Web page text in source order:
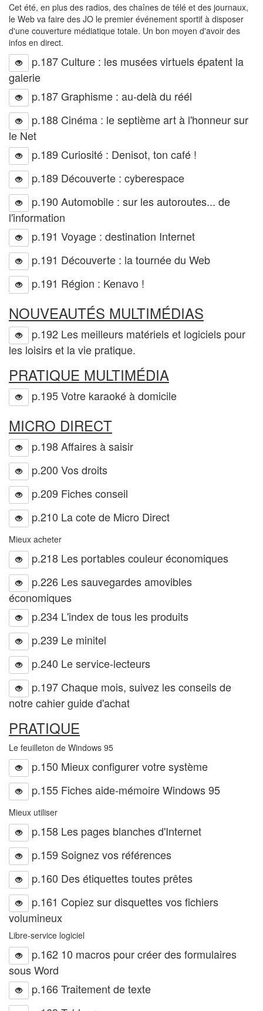
Cet été, en plus des radios, des chaînes de télé et des journaux,
le Web va faire des JO le premier événement sportif à disposer
d'une couverture médiatique totale. Un bon moyen d'avoir des
infos en direct.
p.187 Culture : les musées virtuels épatent la
galerie
p.187 Graphisme : au-delà du réél
p.188 Cinéma : le septième art à l'honneur sur
le Net
p.189 Curiosité : Denisot, ton café !
p.189 Découverte : cyberespace
p.190 Automobile : sur les autoroutes... de
l'information
p.191 Voyage : destination Internet
p.191 Découverte : la tournée du Web
p.191 Région : Kenavo !
NOUVEAUTÉS MULTIMÉDIAS
p.192 Les meilleurs matériels et logiciels pour
les loisirs et la vie pratique.
PRATIQUE MULTIMÉDIA
p.195 Votre karaoké à domicile
MICRO DIRECT
p.198 Affaires à saisir
p.200 Vos droits
p.209 Fiches conseil
p.210 La cote de Micro Direct
Mieux acheter
p.218 Les portables couleur économiques
p.226 Les sauvegardes amovibles
économiques
p.234 L'index de tous les produits
p.239 Le minitel
p.240 Le service-lecteurs
p.197 Chaque mois, suivez les conseils de
notre cahier guide d'achat
PRATIQUE
Le feuilleton de Windows 95
p.150 Mieux configurer votre système
p.155 Fiches aide-mémoire Windows 95
Mieux utiliser
p.158 Les pages blanches d'Internet
p.159 Soignez vos références
p.160 Des étiquettes toutes prêtes
p.161 Copiez sur disquettes vos fichiers
volumineux
Libre-service logiciel
p.162 10 macros pour créer des formulaires
sous Word
p.166 Traitement de texte